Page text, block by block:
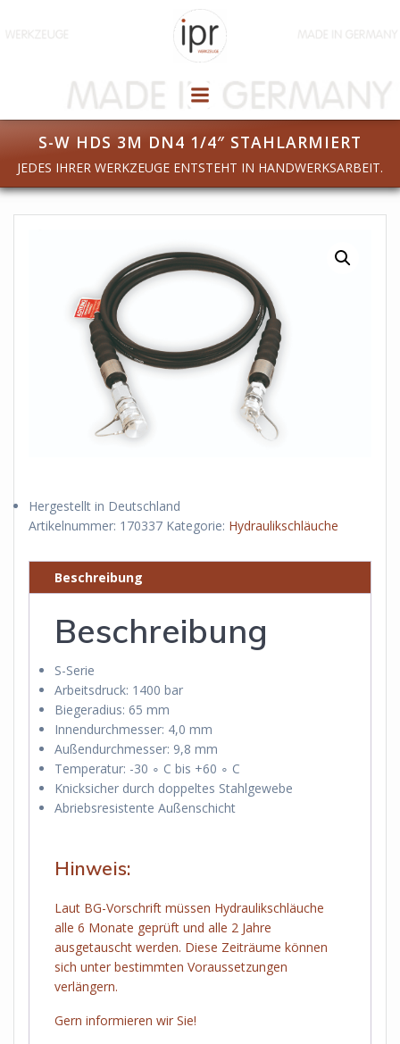
Inhalt
S-W HDS 3M DN4 1/4″ STAHLARMIERT
JEDES IHRER WERKZEUGE ENTSTEHT IN HANDWERKSARBEIT.
Hergestellt in Deutschland
Artikelnummer: 170337 Kategorie: Hydraulikschläuche
Beschreibung
Beschreibung
S-Serie
Arbeitsdruck: 1400 bar
Biegeradius: 65 mm
Innendurchmesser: 4,0 mm
Außendurchmesser: 9,8 mm
Temperatur: -30 ∘ C bis +60 ∘ C
Knicksicher durch doppeltes Stahlgewebe
Abriebsresistente Außenschicht
Hinweis:
Laut BG-Vorschrift müssen Hydraulikschläuche
alle 6 Monate geprüft und alle 2 Jahre
ausgetauscht werden. Diese Zeiträume können
sich unter bestimmten Voraussetzungen
verlängern.
Gern informieren wir Sie!